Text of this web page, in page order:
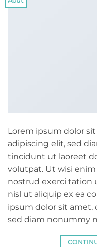
Lorem ipsum dolor
adipiscing elit, sed
tincidunt ut laoreet
volutpat. Ut wisi
nostrud exerci tation
nisl ut aliquip ex ea
ipsum dolor sit amet,
sed diam nonummy